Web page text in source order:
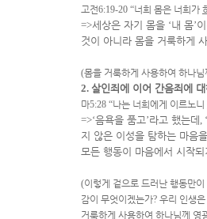
고전6:19-20 “너희 몸은 너희가
=>세상은 자기 몸을 ‘내 몸’
것이 아니라 몸을 거룩하게
(몸을 거룩하게 사용하여 하나
2. 살인죄에 이어 간음죄에
마5:28 “나는 너희에게 이르노니
=>‘음욕을 품고’라고 했는데 , ‘
지 않은 이성을 탐하는 마음
모든 행동이 마음에서 시작
(이렇게 겉으로 드러난 행동만
감이 무엇이겠는가? 우리 인생
거룩하게 사용하여 하나님께 영